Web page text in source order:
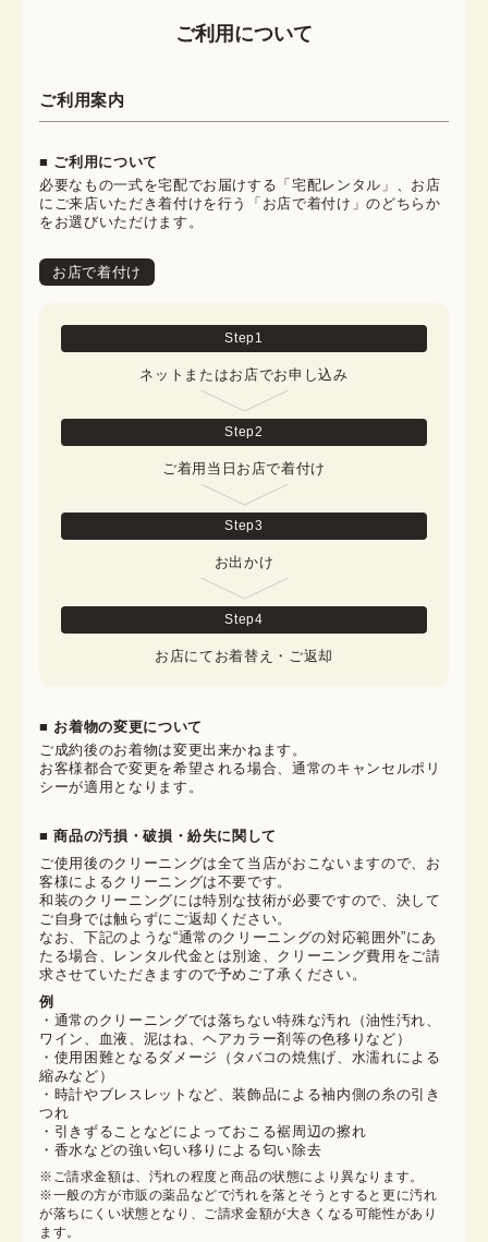
ご利用について
ご利用案内
■ ご利用について
必要なもの一式を宅配でお届けする「宅配レンタル」、お店
にご来店いただき着付けを行う「お店で着付け」のどちらか
をお選びいただけます。
お店で着付け
Step1
ネットまたはお店でお申し込み
Step2
ご着用当日お店で着付け
Step3
お出かけ
Step4
お店にてお着替え・ご返却
■ お着物の変更について
ご成約後のお着物は変更出来かねます。
お客様都合で変更を希望される場合、通常のキャンセルポリ
シーが適用となります。
■ 商品の汚損・破損・紛失に関して
ご使用後のクリーニングは全て当店がおこないますので、お
客様によるクリーニングは不要です。
和装のクリーニングには特別な技術が必要ですので、決して
ご自身では触らずにご返却ください。
なお、下記のような“通常のクリーニングの対応範囲外”にあ
たる場合、レンタル代金とは別途、クリーニング費用をご請
求させていただきますので予めご了承ください。
例
・通常のクリーニングでは落ちない特殊な汚れ（油性汚れ、
ワイン、血液、泥はね、ヘアカラー剤等の色移りなど）
・使用困難となるダメージ（タバコの焼焦げ、水濡れによる
縮みなど）
・時計やブレスレットなど、装飾品による袖内側の糸の引き
つれ
・引きずることなどによっておこる裾周辺の擦れ
・香水などの強い匂い移りによる匂い除去
※ご請求金額は、汚れの程度と商品の状態により異なります。
※一般の方が市販の薬品などで汚れを落とそうとすると更に汚れ
が落ちにくい状態となり、ご請求金額が大きくなる可能性があり
ます。